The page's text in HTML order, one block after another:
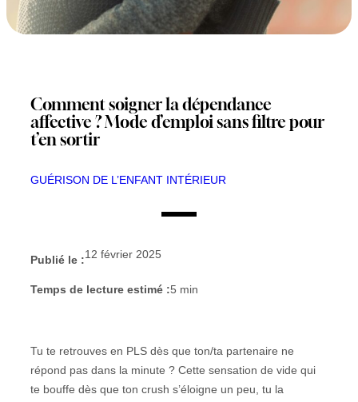
Comment soigner la dépendance
affective ? Mode d’emploi sans filtre pour
t’en sortir
GUÉRISON DE L’ENFANT INTÉRIEUR
Publié le :12 février 2025
Temps de lecture estimé :5 min
Tu te retrouves en PLS dès que ton/ta partenaire ne
répond pas dans la minute ? Cette sensation de vide qui
te bouffe dès que ton crush s’éloigne un peu, tu la